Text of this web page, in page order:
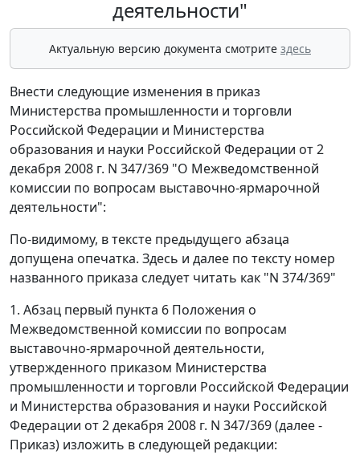
деятельности"
Актуальную версию документа смотрите здесь
Внести следующие изменения в приказ
Министерства промышленности и торговли
Российской Федерации и Министерства
образования и науки Российской Федерации от 2
декабря 2008 г. N 347/369 "О Межведомственной
комиссии по вопросам выставочно-ярмарочной
деятельности":
По-видимому, в тексте предыдущего абзаца
допущена опечатка. Здесь и далее по тексту номер
названного приказа следует читать как "N 374/369"
1. Абзац первый пункта 6 Положения о
Межведомственной комиссии по вопросам
выставочно-ярмарочной деятельности,
утвержденного приказом Министерства
промышленности и торговли Российской Федерации
и Министерства образования и науки Российской
Федерации от 2 декабря 2008 г. N 347/369 (далее -
Приказ) изложить в следующей редакции: